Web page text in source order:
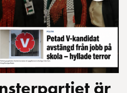
är